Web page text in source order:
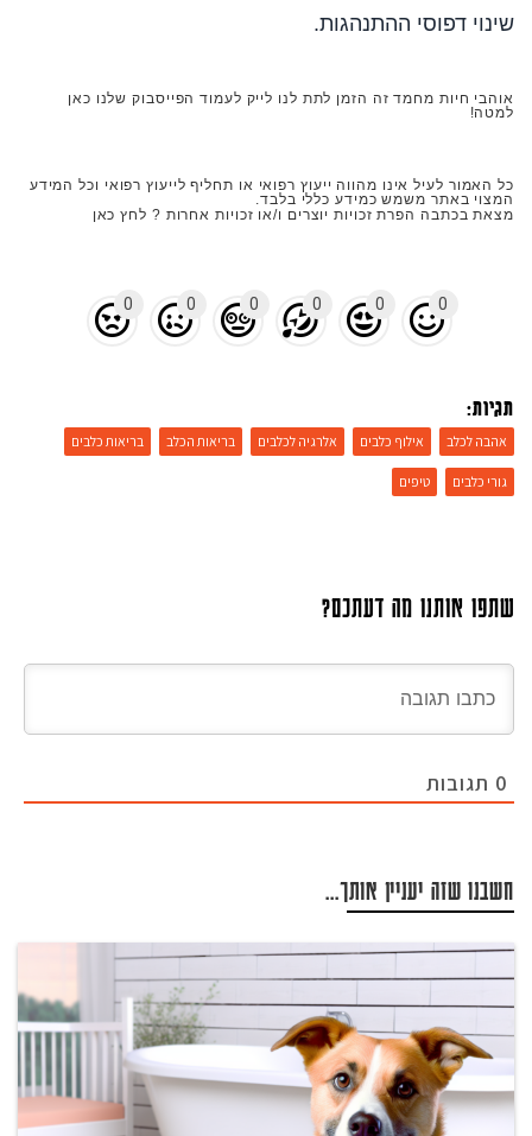
שינוי דפוסי ההתנהגות.
אוהבי חיות מחמד זה הזמן לתת לנו לייק לעמוד הפייסבוק שלנו כאן
למטה!
כל האמור לעיל אינו מהווה ייעוץ רפואי או תחליף לייעוץ רפואי וכל המידע
המצוי באתר משמש כמידע כללי בלבד.
מצאת בכתבה הפרת זכויות יוצרים ו/או זכויות אחרות ? לחץ כאן
0
0
0
0
0
0
תגיות:
אהבה לכלב אילוף כלבים אלרגיה לכלבים בריאות הכלב בריאות כלבים
גורי כלבים טיפים
שתפו אותנו מה דעתכם?
0 תגובות
חשבנו שזה יעניין אותך...